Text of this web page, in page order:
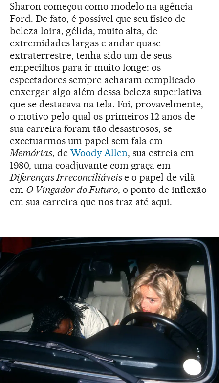
Sharon começou como modelo na agência
Ford. De fato, é possível que seu físico de
beleza loira, gélida, muito alta, de
extremidades largas e andar quase
extraterrestre, tenha sido um de seus
empecilhos para ir muito longe: os
espectadores sempre acharam complicado
enxergar algo além dessa beleza superlativa
que se destacava na tela. Foi, provavelmente,
o motivo pelo qual os primeiros 12 anos de
sua carreira foram tão desastrosos, se
excetuarmos um papel sem fala em
Memórias, de Woody Allen, sua estreia em
1980, uma coadjuvante com graça em
Diferenças Irreconciliáveise o papel de vilã
em O Vingador do Futuro, o ponto de inflexão
em sua carreira que nos traz até aqui.